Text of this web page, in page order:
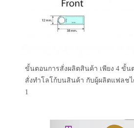
ขั้นตอนการสั่งผลิตสินค้า เพียง 4 ขั้น
สั่งทำโลโก้บนสินค้า กับผู้ผลิตแฟลช
1